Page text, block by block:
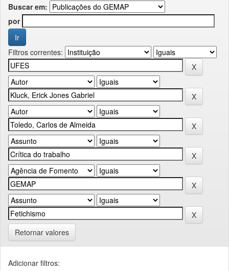
Buscar em:
por
Filtros correntes:
Retornar valores
Adicionar filtros: